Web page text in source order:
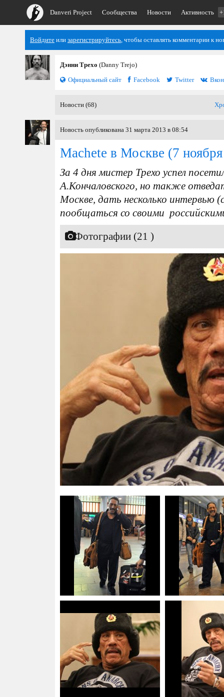
Danveri Project Сообщества Новости Активность
Войдите или зарегистрируйтесь, чтобы оставлять комментарии к
Дэнни Трехо (Danny Trejo)
Официальный сайт
Facebook Twitter
Новости (68)
Новость опубликована 31 марта 2013 в 08:54
Machete в Москве (7
За 4 дня мистер Трехо успел
А.Кончаловского, но также
Москве, дать несколько интервью
пообщаться со своими
Фотографии (21 )